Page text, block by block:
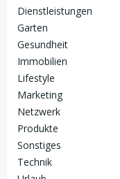
Dienstleistungen
Garten
Gesundheit
Immobilien
Lifestyle
Marketing
Netzwerk
Produkte
Sonstiges
Technik